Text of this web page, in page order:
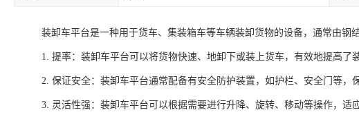
装卸车平台是一种用于货车、集装箱车等车辆装卸货物的设备，通常由钢
1. 提率：装卸车平台可以将货物快速、地卸下或装上货车，有效地提高了
2. 保证安全：装卸车平台通常配备有安全防护装置，如护栏、安全门等，
3. 灵活性强：装卸车平台可以根据需要进行升降、旋转、移动等操作，适